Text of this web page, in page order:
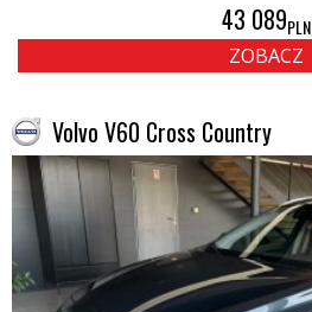
43 089PLN
ZOBACZ
Volvo V60 Cross Country